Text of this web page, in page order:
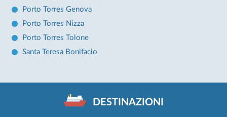
Porto Torres Genova
Porto Torres Nizza
Porto Torres Tolone
Santa Teresa Bonifacio
DESTINAZIONI